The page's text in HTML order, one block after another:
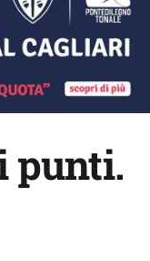
punti.